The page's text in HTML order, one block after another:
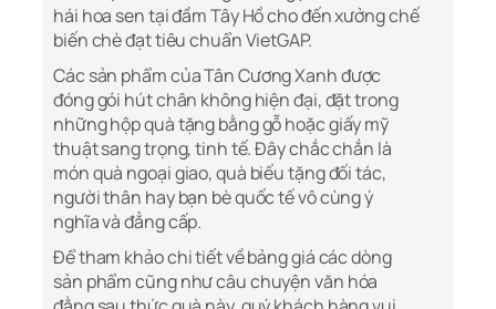
hái hoa sen tại đầm Tây Hồ cho đến xưởng chế
biến chè đạt tiêu chuẩn VietGAP.
Các sản phẩm của Tân Cương Xanh được
đóng gói hút chân không hiện đại, đặt trong
những hộp quà tặng bằng gỗ hoặc giấy mỹ
thuật sang trọng, tinh tế. Đây chắc chắn là
món quà ngoại giao, quà biếu tặng đối tác,
người thân hay bạn bè quốc tế vô cùng ý
nghĩa và đẳng cấp.
Để tham khảo chi tiết về bảng giá các dòng
sản phẩm cũng như câu chuyện văn hóa